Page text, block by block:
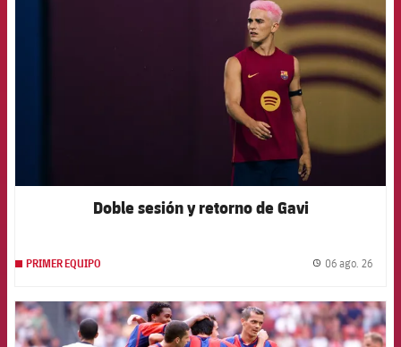
Doble sesión y retorno de Gavi
PRIMER EQUIPO 06 ago. 26
FCB Barcelona badge